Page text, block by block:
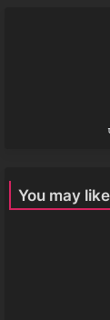
You may like